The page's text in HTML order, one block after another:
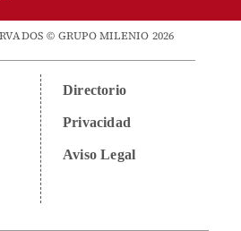
© GRUPO MILENIO 2026
Directorio
Privacidad
Aviso Legal